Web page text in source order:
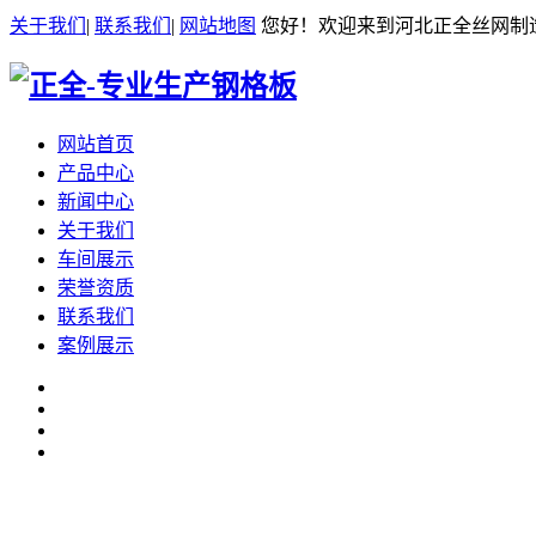
关于我们 | 联系我们 | 网站地图 您好！欢迎来到河北正全丝网制
网站首页
产品中心
新闻中心
关于我们
车间展示
荣誉资质
联系我们
案例展示